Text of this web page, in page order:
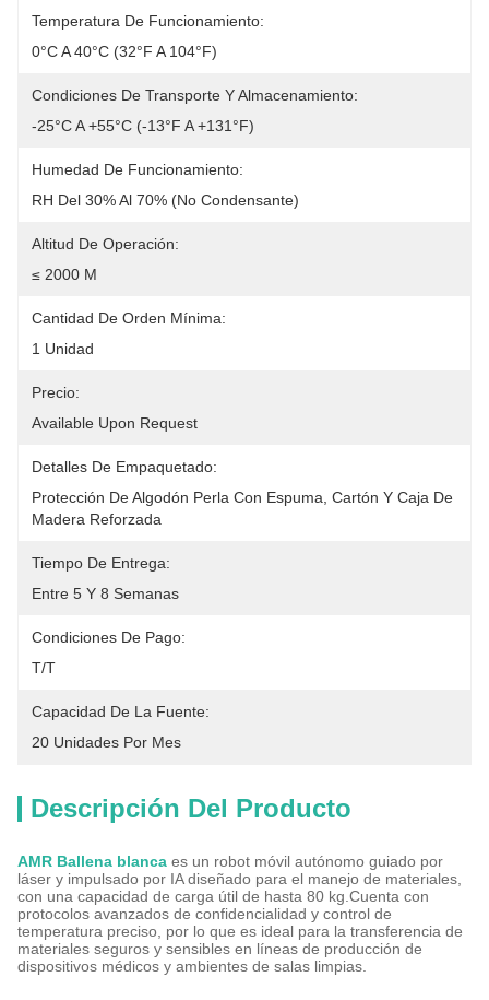
Temperatura De Funcionamiento:
0°C A 40°C (32°F A 104°F)
Condiciones De Transporte Y Almacenamiento:
-25°C A +55°C (-13°F A +131°F)
Humedad De Funcionamiento:
RH Del 30% Al 70% (no Condensante)
Altitud De Operación:
≤ 2000 M
Cantidad De Orden Mínima:
1 Unidad
Precio:
Available Upon Request
Detalles De Empaquetado:
Protección De Algodón Perla Con Espuma, Cartón Y Caja De
Madera Reforzada
Tiempo De Entrega:
Entre 5 Y 8 Semanas
Condiciones De Pago:
T/T
Capacidad De La Fuente:
20 Unidades Por Mes
Descripción Del Producto
AMR Ballena blanca es un robot móvil autónomo guiado por
láser y impulsado por IA diseñado para el manejo de materiales,
con una capacidad de carga útil de hasta 80 kg.Cuenta con
protocolos avanzados de confidencialidad y control de
temperatura preciso, por lo que es ideal para la transferencia de
materiales seguros y sensibles en líneas de producción de
dispositivos médicos y ambientes de salas limpias.